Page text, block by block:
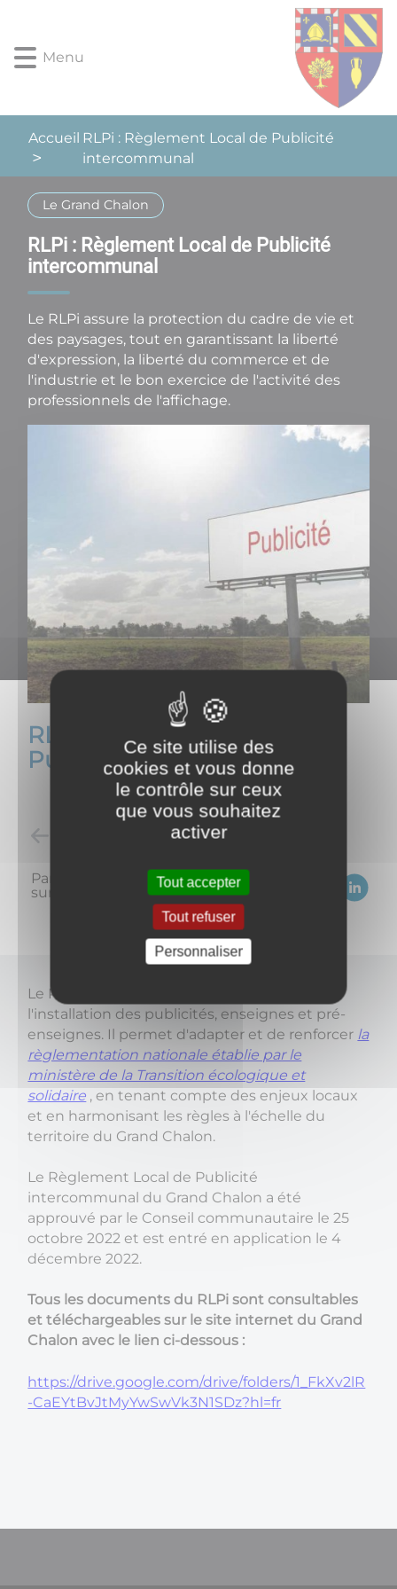
rapide
au
rapide
au
principal
rapide
recherche
rapide
au
de
page
Menu
Accueil RLPi : Règlement Local de Publicité
intercommunal
Le Grand Chalon
RLPi : Règlement Local de Publicité
intercommunal
Le RLPi assure la protection du cadre de vie et
des paysages, tout en garantissant la liberté
d'expression, la liberté du commerce et de
l'industrie et le bon exercice de l'activité des
professionnels de l'affichage.
RLPi : Règlement Local de
Publicité intercommunal
Retour à l'accueil
Partagez
sur :
Le RLPi fixe les règles à respecter pour
l'installation des publicités, enseignes et pré-
enseignes. Il permet d'adapter et de renforcer la
règlementation nationale établie par le
ministère de la Transition écologique et
solidaire , en tenant compte des enjeux locaux
et en harmonisant les règles à l'échelle du
territoire du Grand Chalon.
Le Règlement Local de Publicité
intercommunal du Grand Chalon a été
approuvé par le Conseil communautaire le 25
octobre 2022 et est entré en application le 4
décembre 2022.
Tous les documents du RLPi sont consultables
et téléchargeables sur le site internet du Grand
Chalon avec le lien ci-dessous :
https://drive.google.com/drive/folders/1_FkXv2lR
-CaEYtBvJtMyYwSwVk3N1SDz?hl=fr
Ce site utilise des
cookies et vous donne
le contrôle sur ceux
que vous souhaitez
activer
Tout accepter
Tout refuser
Personnaliser